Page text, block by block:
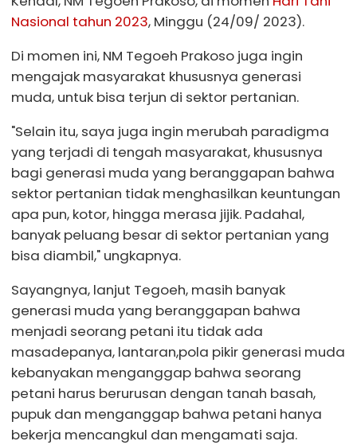
Nasional tahun 2023, Minggu (24/09/ 2023).
Di momen ini, NM Tegoeh Prakoso juga ingin
mengajak masyarakat khususnya generasi
muda, untuk bisa terjun di sektor pertanian.
"Selain itu, saya juga ingin merubah paradigma
yang terjadi di tengah masyarakat, khususnya
bagi generasi muda yang beranggapan bahwa
sektor pertanian tidak menghasilkan keuntungan
apa pun, kotor, hingga merasa jijik. Padahal,
banyak peluang besar di sektor pertanian yang
bisa diambil," ungkapnya.
Sayangnya, lanjut Tegoeh, masih banyak
generasi muda yang beranggapan bahwa
menjadi seorang petani itu tidak ada
masadepanya, lantaran,pola pikir generasi muda
kebanyakan menganggap bahwa seorang
petani harus berurusan dengan tanah basah,
pupuk dan menganggap bahwa petani hanya
bekerja mencangkul dan mengamati saja.